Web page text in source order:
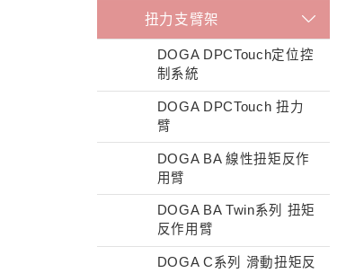
扭力支臂架
DOGA DPCTouch定位控
制系統
DOGA DPCTouch 扭力
臂
DOGA BA 線性扭矩反作
用臂
DOGA BA Twin系列 扭矩
反作用臂
DOGA C系列 滑動扭矩反